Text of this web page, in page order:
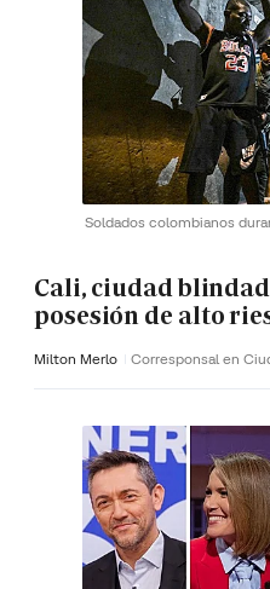
Soldados colombianos
Cali, ciudad
posesión de alto
Milton Merlo Corresponsal en